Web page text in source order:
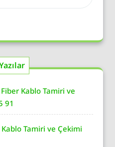
Kablo Tamiri ve
91
Tamiri ve Çekimi